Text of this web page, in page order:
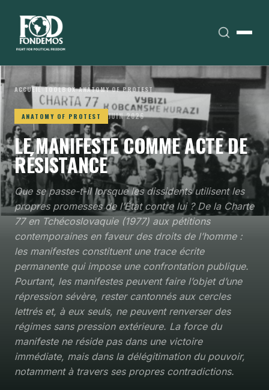
ACCUEIL›TOOLBOX›ANATOMY OF PROTEST
ANATOMY OF PROTEST JUIN 2026
LE MANIFESTE COMME ACTE DE
RÉSISTANCE
Que se passe-t-il lorsque les dissidents utilisent les
propres promesses de l’État contre lui ? De la Charte
77 en Tchécoslovaquie (1977) aux pétitions
contemporaines en faveur des droits de l’homme :
les manifestes constituent une trace écrite
permanente qui impose une confrontation publique.
Pourtant, les manifestes peuvent faire l’objet d’une
répression sévère, rester cantonnés aux cercles
lettrés et, à eux seuls, ne peuvent renverser des
régimes sans pression extérieure. La force du
manifeste ne réside pas dans une victoire
immédiate, mais dans la délégitimation du pouvoir,
notamment à travers ses propres contradictions.